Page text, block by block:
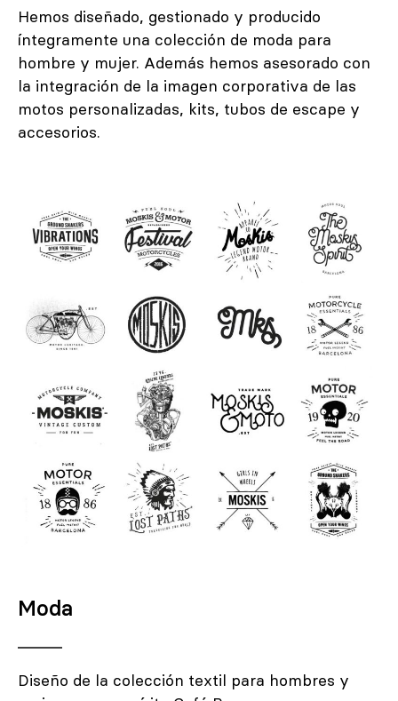
Hemos diseñado, gestionado y producido
íntegramente una colección de moda para
hombre y mujer. Además hemos asesorado con
la integración de la imagen corporativa de las
motos personalizadas, kits, tubos de escape y
accesorios.
Moda
Diseño de la colección textil para hombres y